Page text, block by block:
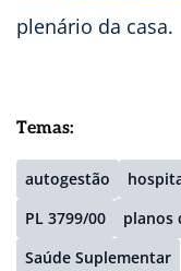
plenário da casa.
Temas:
autogestão
PL 3799/00
planos
Saúde Suplementar